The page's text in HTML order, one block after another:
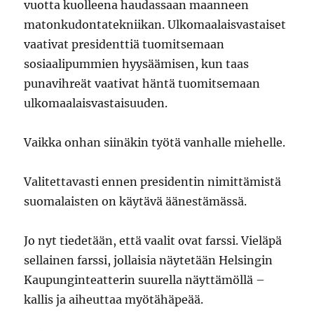
vuotta kuolleena haudassaan maanneen
matonkudontatekniikan. Ulkomaalaisvastaiset
vaativat presidenttiä tuomitsemaan
sosiaalipummien hyysäämisen, kun taas
punavihreät vaativat häntä tuomitsemaan
ulkomaalaisvastaisuuden.
Vaikka onhan siinäkin työtä vanhalle miehelle.
Valitettavasti ennen presidentin nimittämistä
suomalaisten on käytävä äänestämässä.
Jo nyt tiedetään, että vaalit ovat farssi. Vieläpä
sellainen farssi, jollaisia näytetään Helsingin
Kaupunginteatterin suurella näyttämöllä –
kallis ja aiheuttaa myötähäpeää.